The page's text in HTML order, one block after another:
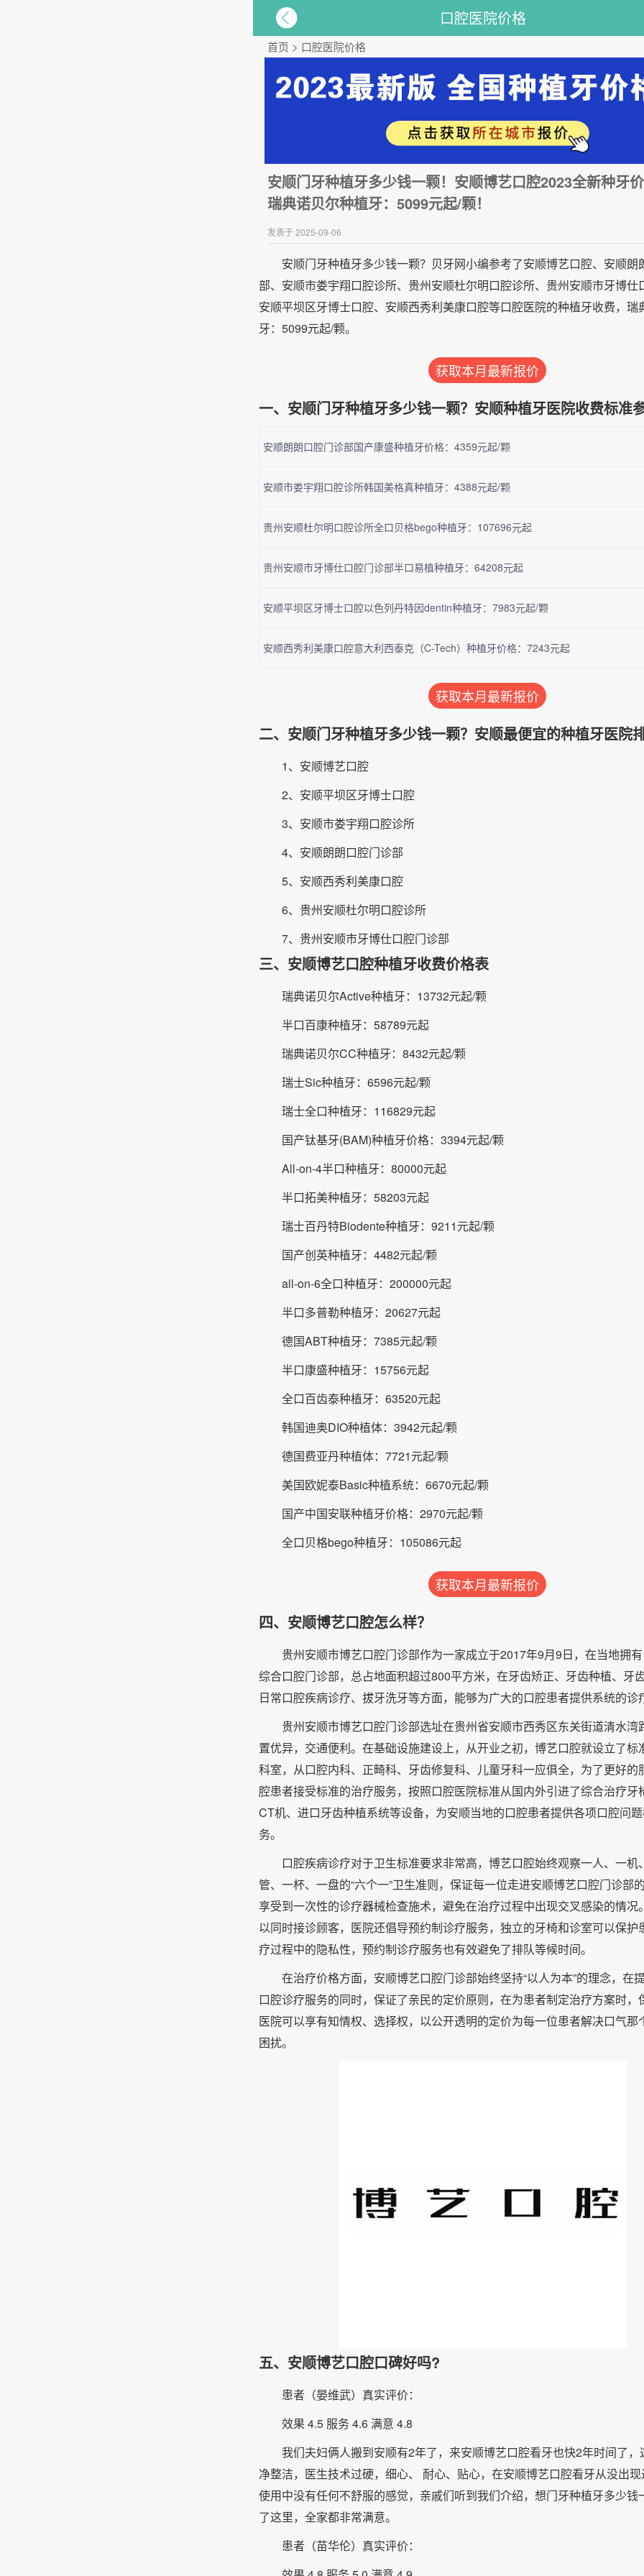
口腔医院价格
首页 > 口腔医院价格
安顺门牙种植牙多少钱一颗！安顺博艺口腔2023全新种牙
瑞典诺贝尔种植牙：5099元起/颗！
发表于 2025-09-06
安顺门牙种植牙多少钱一颗？贝牙网小编参考了安顺博艺口腔、安顺朗
部、安顺市娄宇翔口腔诊所、贵州安顺杜尔明口腔诊所、贵州安顺市牙博仕
安顺平坝区牙博士口腔、安顺西秀利美康口腔等口腔医院的种植牙收费，瑞
牙：5099元起/颗。
获取本月最新报价
一、安顺门牙种植牙多少钱一颗？安顺种植牙医院收费标准
安顺朗朗口腔门诊部国产康盛种植牙价格：4359元起/颗
安顺市娄宇翔口腔诊所韩国美格真种植牙：4388元起/颗
贵州安顺杜尔明口腔诊所全口贝格bego种植牙：107696元起
贵州安顺市牙博仕口腔门诊部半口易植种植牙：64208元起
安顺平坝区牙博士口腔以色列丹特因dentin种植牙：7983元起/颗
安顺西秀利美康口腔意大利西泰克（C-Tech）种植牙价格：7243元起
获取本月最新报价
二、安顺门牙种植牙多少钱一颗？安顺最便宜的种植牙医院
1、安顺博艺口腔
2、安顺平坝区牙博士口腔
3、安顺市娄宇翔口腔诊所
4、安顺朗朗口腔门诊部
5、安顺西秀利美康口腔
6、贵州安顺杜尔明口腔诊所
7、贵州安顺市牙博仕口腔门诊部
三、安顺博艺口腔种植牙收费价格表
瑞典诺贝尔Active种植牙：13732元起/颗
半口百康种植牙：58789元起
瑞典诺贝尔CC种植牙：8432元起/颗
瑞士Sic种植牙：6596元起/颗
瑞士全口种植牙：116829元起
国产钛基牙(BAM)种植牙价格：3394元起/颗
All-on-4半口种植牙：80000元起
半口拓美种植牙：58203元起
瑞士百丹特Biodente种植牙：9211元起/颗
国产创英种植牙：4482元起/颗
all-on-6全口种植牙：200000元起
半口多普勒种植牙：20627元起
德国ABT种植牙：7385元起/颗
半口康盛种植牙：15756元起
全口百齿泰种植牙：63520元起
韩国迪奥DIO种植体：3942元起/颗
德国费亚丹种植体：7721元起/颗
美国欧妮泰Basic种植系统：6670元起/颗
国产中国安联种植牙价格：2970元起/颗
全口贝格bego种植牙：105086元起
获取本月最新报价
四、安顺博艺口腔怎么样？
贵州安顺市博艺口腔门诊部作为一家成立于2017年9月9日，在当地拥
综合口腔门诊部，总占地面积超过800平方米，在牙齿矫正、牙齿种植、牙
日常口腔疾病诊疗、拔牙洗牙等方面，能够为广大的口腔患者提供系统的诊
贵州安顺市博艺口腔门诊部选址在贵州省安顺市西秀区东关街道清水湾
置优异，交通便利。在基础设施建设上，从开业之初，博艺口腔就设立了标
科室，从口腔内科、正畸科、牙齿修复科、儿童牙科一应俱全，为了更好的
腔患者接受标准的治疗服务，按照口腔医院标准从国内外引进了综合治疗牙
CT机、进口牙齿种植系统等设备，为安顺当地的口腔患者提供各项口腔问
务。
口腔疾病诊疗对于卫生标准要求非常高，博艺口腔始终观察一人、一机
管、一杯、一盘的“六个一”卫生准则，保证每一位走进安顺博艺口腔门诊部
享受到一次性的诊疗器械检查施术，避免在治疗过程中出现交叉感染的情况
以同时接诊顾客，医院还倡导预约制诊疗服务，独立的牙椅和诊室可以保护
疗过程中的隐私性，预约制诊疗服务也有效避免了排队等候时间。
在治疗价格方面，安顺博艺口腔门诊部始终坚持“以人为本”的理念，在
口腔诊疗服务的同时，保证了亲民的定价原则，在为患者制定治疗方案时，
医院可以享有知情权、选择权，以公开透明的定价为每一位患者解决口气那
困扰。
五、安顺博艺口腔口碑好吗?
患者（晏维武）真实评价：
效果 4.5 服务 4.6 满意 4.8
我们夫妇俩人搬到安顺有2年了，来安顺博艺口腔看牙也快2年时间了，
净整洁，医生技术过硬，细心、 耐心、贴心，在安顺博艺口腔看牙从没出
使用中没有任何不舒服的感觉，亲戚们听到我们介绍，想门牙种植牙多少钱
了这里，全家都非常满意。
患者（苗华伦）真实评价：